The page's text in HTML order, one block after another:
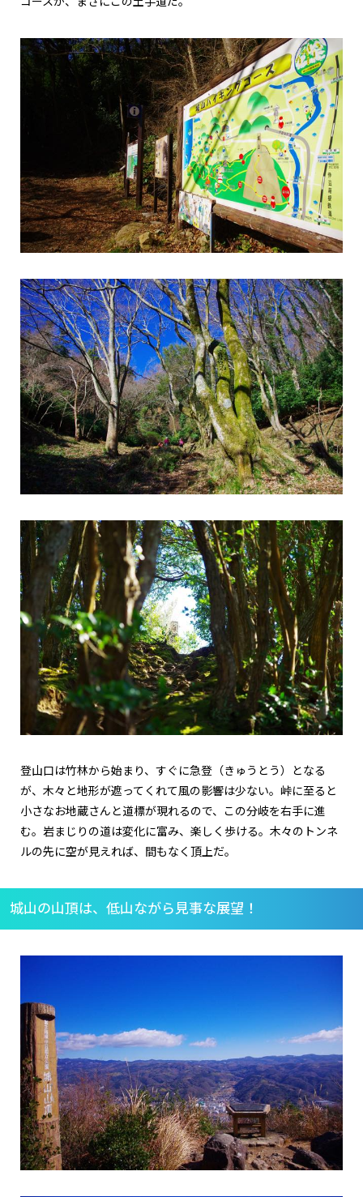
登山口は竹林から始まり、すぐに急登（きゅうとう）となる
が、木々と地形が遮ってくれて風の影響は少ない。峠に至ると
小さなお地蔵さんと道標が現れるので、この分岐を右手に進
む。岩まじりの道は変化に富み、楽しく歩ける。木々のトンネ
ルの先に空が見えれば、間もなく頂上だ。
城山の山頂は、低山ながら見事な展望！